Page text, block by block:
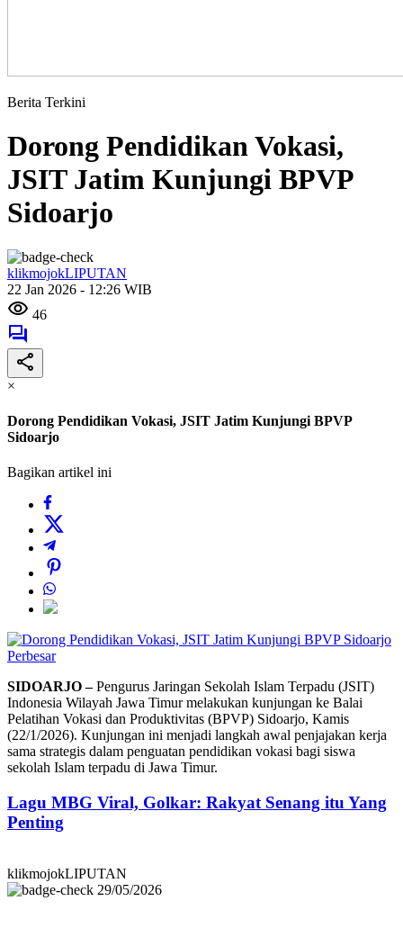
Berita Terkini
Dorong Pendidikan Vokasi,
JSIT Jatim Kunjungi BPVP
Sidoarjo
klikmojokLIPUTAN
22 Jan 2026 - 12:26 WIB
46
×
Dorong Pendidikan Vokasi, JSIT Jatim Kunjungi BPVP
Sidoarjo
Bagikan artikel ini
Perbesar
SIDOARJO –Pengurus Jaringan Sekolah Islam Terpadu (JSIT)
Indonesia Wilayah Jawa Timur melakukan kunjungan ke Balai
Pelatihan Vokasi dan Produktivitas (BPVP) Sidoarjo, Kamis
(22/1/2026). Kunjungan ini menjadi langkah awal penjajakan kerja
sama strategis dalam penguatan pendidikan vokasi bagi siswa
sekolah Islam terpadu di Jawa Timur.
Lagu MBG Viral, Golkar: Rakyat Senang itu Yang
Penting
klikmojokLIPUTAN
29/05/2026